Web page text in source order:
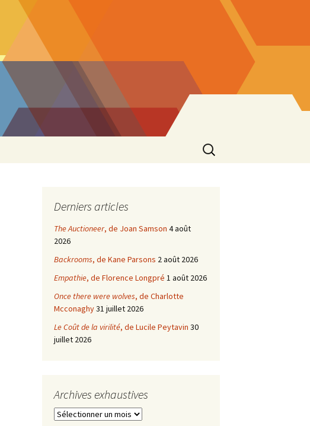
Rechercher :
Derniers articles
The Auctioneer, de Joan Samson 4 août
2026
Backrooms, de Kane Parsons 2 août 2026
Empathie, de Florence Longpré 1 août 2026
Once there were wolves, de Charlotte
Mcconaghy31 juillet 2026
Le Coût de la virilité, de Lucile Peytavin 30
juillet 2026
Archives exhaustives
Archives